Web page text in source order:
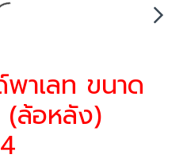
าเลท ขนาด
(ล้อหลัง)